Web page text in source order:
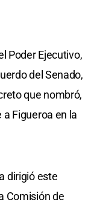
Poder Ejecutivo,
del Senado,
que nombró,
Figueroa en la
dirigió este
Comisión de